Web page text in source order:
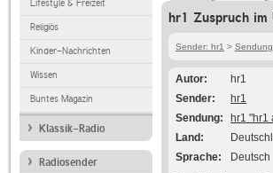
Lifestyle & Freizeit
Religiös
Kinder-Nachrichten
Wissen
Buntes Magazin
Klassik-Radio
Radiosender
hr1 Zuspruch im
Sender: hr1 >
Autor
hr1
Sender
hr1
Sendung
hr1 "hr1
Land
Sprache
Deutsch